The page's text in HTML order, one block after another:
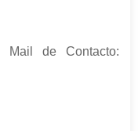
de Contacto: